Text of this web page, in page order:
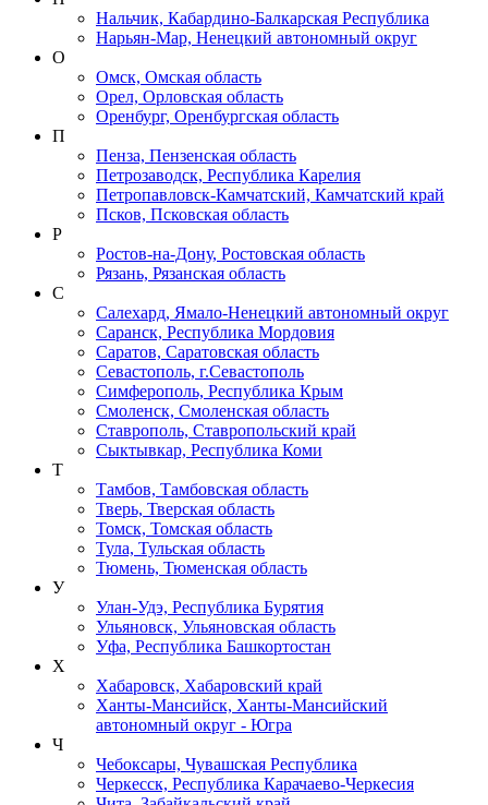
Нальчик, Кабардино-Балкарская Республика
Нарьян-Мар, Ненецкий автономный округ
О
Омск, Омская область
Орел, Орловская область
Оренбург, Оренбургская область
П
Пенза, Пензенская область
Петрозаводск, Республика Карелия
Петропавловск-Камчатский, Камчатский край
Псков, Псковская область
Р
Ростов-на-Дону, Ростовская область
Рязань, Рязанская область
С
Салехард, Ямало-Ненецкий автономный округ
Саранск, Республика Мордовия
Саратов, Саратовская область
Севастополь, г.Севастополь
Симферополь, Республика Крым
Смоленск, Смоленская область
Ставрополь, Ставропольский край
Сыктывкар, Республика Коми
Т
Тамбов, Тамбовская область
Тверь, Тверская область
Томск, Томская область
Тула, Тульская область
Тюмень, Тюменская область
У
Улан-Удэ, Республика Бурятия
Ульяновск, Ульяновская область
Уфа, Республика Башкортостан
Х
Хабаровск, Хабаровский край
Ханты-Мансийск, Ханты-Мансийский
автономный округ - Югра
Ч
Чебоксары, Чувашская Республика
Черкесск, Республика Карачаево-Черкесия